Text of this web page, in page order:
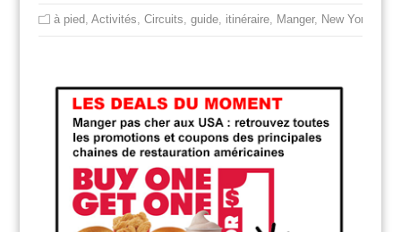
à pied Activités Circuits guide, itinéraire, Manger, New York